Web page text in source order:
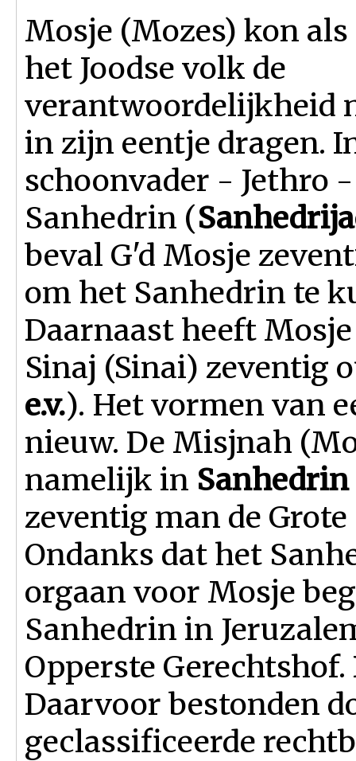
Mosje (Mozes) kon
het Joodse volk de
verantwoordelijkheid
in zijn eentje dragen.
schoonvader - Jethro
Sanhedrin (
beval G'd Mosje
om het Sanhedrin te
Daarnaast heeft
Sinaj (Sinai) zeventig
e.v.). Het vormen van
nieuw. De Misjnah
namelijk in Sanhedrin
zeventig man de
Ondanks dat het
orgaan voor Mosje
Sanhedrin in
Opperste
Daarvoor bestonden
geclassificeerde